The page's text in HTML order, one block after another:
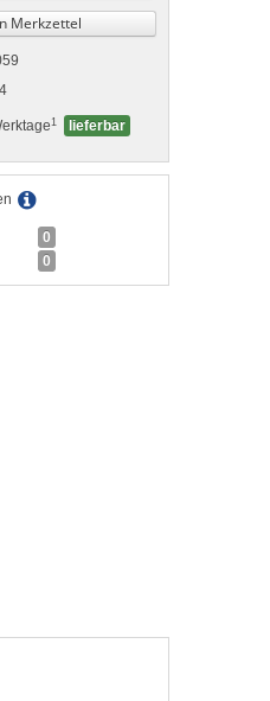
Merkzettel
1 lieferbar
0
0